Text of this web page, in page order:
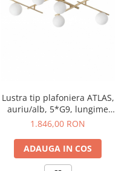
Lustra tip plafoniera ATLAS,
auriu/alb, 5*G9, lungime
106 cm - IDEAL LUX
1.846,00 RON
ADAUGA IN COS